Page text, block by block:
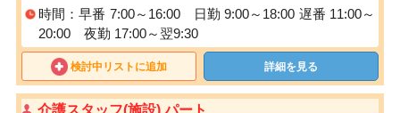
時間：早番 7:00～16:00 日勤 9:00～18:00 遅番 11:00～
20:00 夜勤 17:00～翌9:30
検討中リストに追加 詳細を見る
介護スタッフ(施設) パート